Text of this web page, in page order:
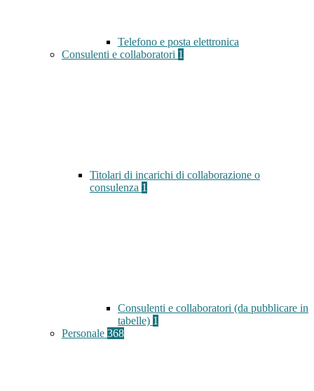
Telefono e posta elettronica
Consulenti e collaboratori 1
Titolari di incarichi di collaborazione o
consulenza 1
Consulenti e collaboratori (da pubblicare in
tabelle) 1
Personale 368